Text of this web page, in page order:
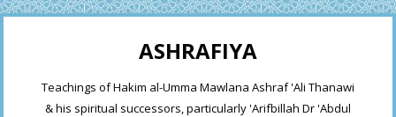
ASHRAFIYA
Teachings of Hakim al-Umma Mawlana Ashraf 'Ali Thanawi
& his spiritual successors, particularly 'Arifbillah Dr 'Abdul